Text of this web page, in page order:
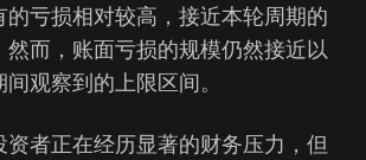
亏损相对较高，接近本轮周期的
而，账面亏损的规模仍然接近以
观察到的上限区间。
者正在经历显著的财务压力，但